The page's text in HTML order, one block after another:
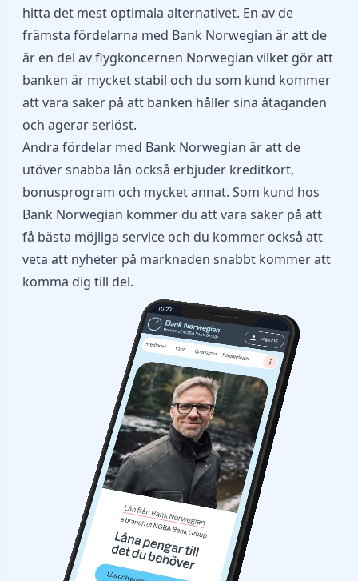
hitta det mest optimala alternativet. En av de
främsta fördelarna med Bank Norwegian är att de
är en del av flygkoncernen Norwegian vilket gör att
banken är mycket stabil och du som kund kommer
att vara säker på att banken håller sina åtaganden
och agerar seriöst.
Andra fördelar med Bank Norwegian är att de
utöver snabba lån också erbjuder kreditkort,
bonusprogram och mycket annat. Som kund hos
Bank Norwegian kommer du att vara säker på att
få bästa möjliga service och du kommer också att
veta att nyheter på marknaden snabbt kommer att
komma dig till del.
Speaker Camera
10.27